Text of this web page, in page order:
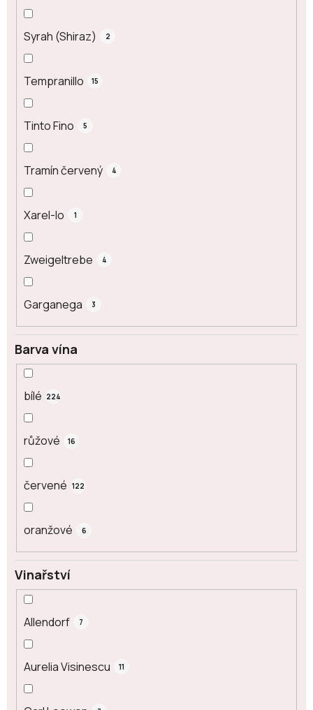
Syrah (Shiraz) 2
Tempranillo 15
Tinto Fino 5
Tramín červený 4
Xarel-lo 1
Zweigeltrebe 4
Garganega 3
Barva vína
bílé 224
růžové 16
červené 122
oranžové 6
Vinařství
Allendorf 7
Aurelia Visinescu 11